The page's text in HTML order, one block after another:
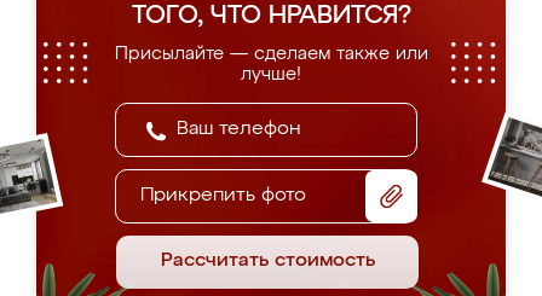
ТОГО, ЧТО НРАВИТСЯ?
Присылайте — сделаем также или
лучше!
Прикрепить фото
Рассчитать стоимость